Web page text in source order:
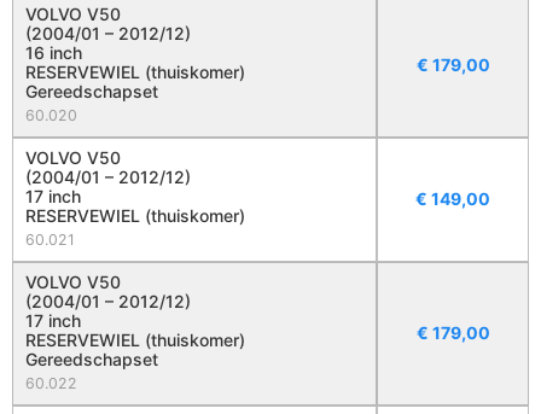
VOLVO V50
(2004/01 – 2012/12)
16 inch
RESERVEWIEL (thuiskomer)
Gereedschapset
60.020
€ 179,00
VOLVO V50
(2004/01 – 2012/12)
17 inch
RESERVEWIEL (thuiskomer)
60.021
€ 149,00
VOLVO V50
(2004/01 – 2012/12)
17 inch
RESERVEWIEL (thuiskomer)
Gereedschapset
60.022
€ 179,00